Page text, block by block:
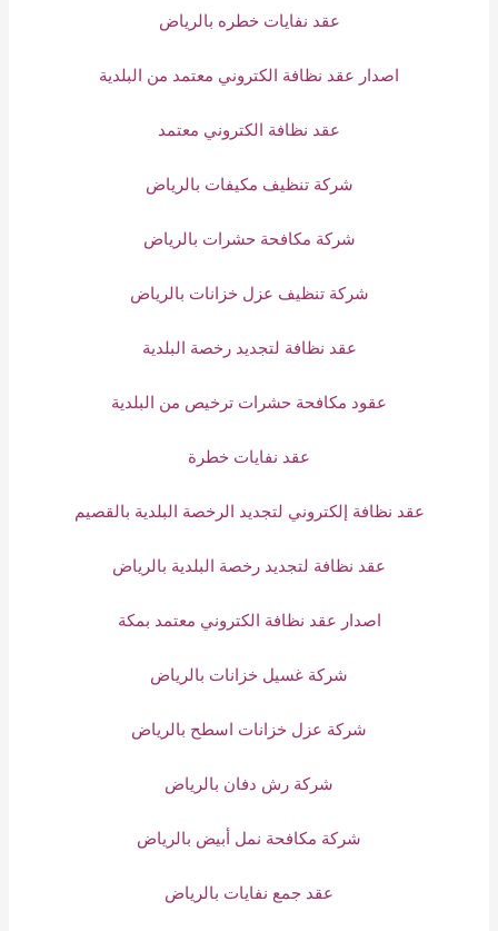
عقد نفايات خطره بالرياض
اصدار عقد نظافة الكتروني معتمد من البلدية
عقد نظافة الكتروني معتمد
شركة تنظيف مكيفات بالرياض
شركة مكافحة حشرات بالرياض
شركة تنظيف عزل خزانات بالرياض
عقد نظافة لتجديد رخصة البلدية
عقود مكافحة حشرات ترخيص من البلدية
عقد نفايات خطرة
عقد نظافة إلكتروني لتجديد الرخصة البلدية بالقصيم
عقد نظافة لتجديد رخصة البلدية بالرياض
اصدار عقد نظافة الكتروني معتمد بمكة
شركة غسيل خزانات بالرياض
شركة عزل خزانات اسطح بالرياض
شركة رش دفان بالرياض
شركة مكافحة نمل أبيض بالرياض
عقد جمع نفايات بالرياض